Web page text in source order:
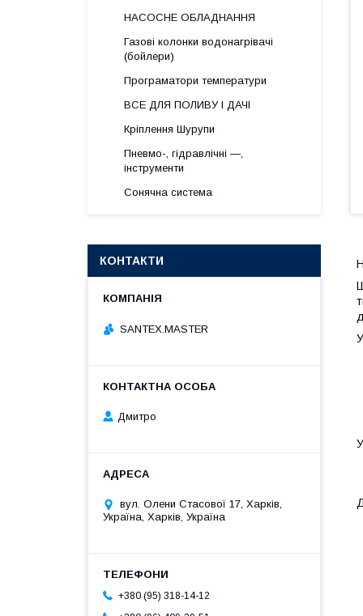
НАСОСНЕ ОБЛАДНАННЯ
Газові колонки водонагрівачі
(бойлери)
Програматори температури
ВСЕ ДЛЯ ПОЛИВУ І ДАЧІ
Кріплення Шурупи
Пневмо-, гідравлічні —,
інструменти
Сонячна система
КОНТАКТИ
SANTEX.MASTER
Дмитро
вул. Олени Стасової 17, Харків,
Україна, Харків, Україна
+380 (95) 318-14-12